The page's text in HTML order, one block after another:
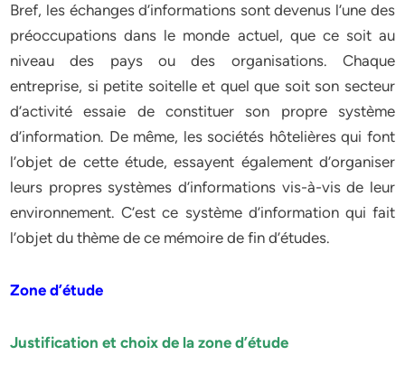
Bref, les échanges d’informations sont devenus l’une des
préoccupations dans le monde actuel, que ce soit au
niveau des pays ou des organisations. Chaque
entreprise, si petite soitelle et quel que soit son secteur
d’activité essaie de constituer son propre système
d’information. De même, les sociétés hôtelières qui font
l’objet de cette étude, essayent également d’organiser
leurs propres systèmes d’informations vis-à-vis de leur
environnement. C’est ce système d’information qui fait
l’objet du thème de ce mémoire de fin d’études.
Zone d’étude
Justification et choix de la zone d’étude